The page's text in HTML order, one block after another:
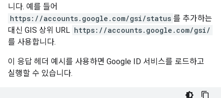
니다. 예를 들어
https://accounts.google.com/gsi/status 를 추가하는
대신 GIS 상위 URL https://accounts.google.com/gsi/
를 사용합니다.
이 응답 헤더 예시를 사용하면 Google ID 서비스를 로드하고
실행할 수 있습니다.